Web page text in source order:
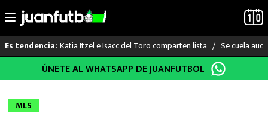
al
Es tendencia: Katia Itzel e Isacc del Toro comparten lista Se cuela
LO ÚLTIMO
LIGA MX
ÚNETE AL WHATSAPP DE JUANFUTBOL
MLS